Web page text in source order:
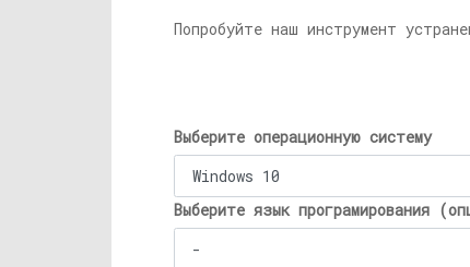
Попробуйте наш инструмент
Выберите операционную систему
Выберите язык програмирования